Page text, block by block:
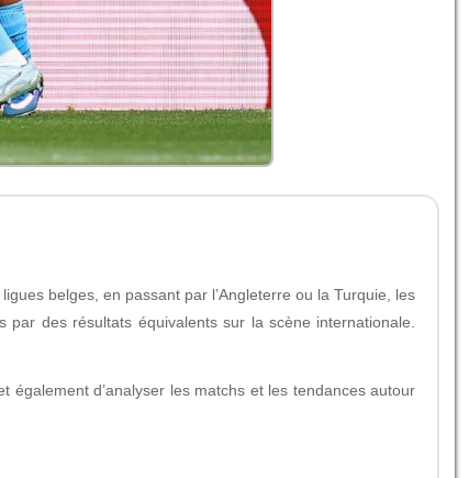
belges, en passant par l’Angleterre ou la Turquie, les
des résultats équivalents sur la scène internationale.
également d’analyser les matchs et les tendances autour